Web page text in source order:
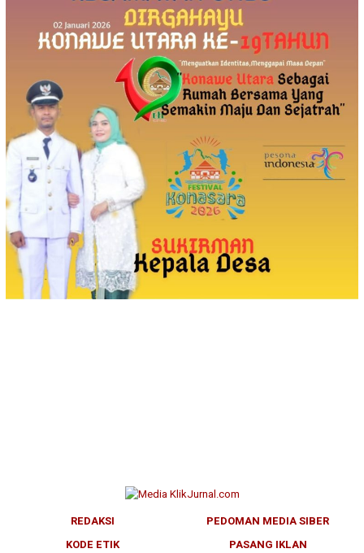
REDAKSI
PEDOMAN MEDIA SIBER
KODE ETIK
PASANG IKLAN